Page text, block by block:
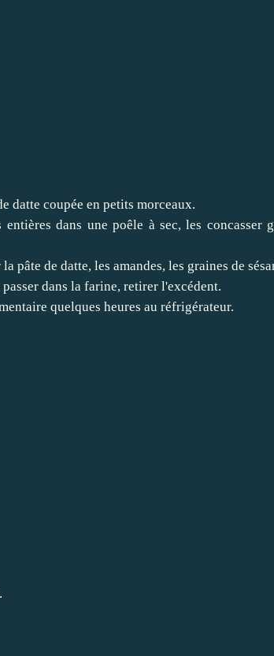
datte coupée en petits morceaux.
dans une poêle à sec, les concasser
pâte de datte, les amandes, les graines de
dans la farine, retirer l'excédent.
quelques heures au réfrigérateur.